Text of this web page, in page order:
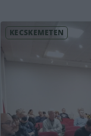
KECSKEMÉTEN